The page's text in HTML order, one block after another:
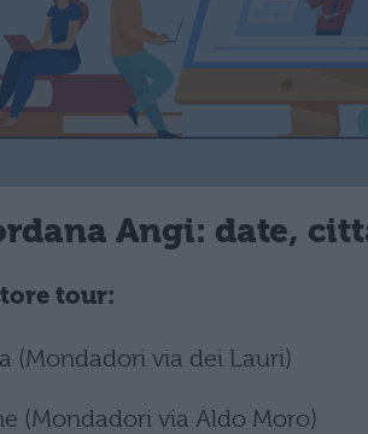
Angi: date,
tour:
(Mondadori via dei Lauri)
(Mondadori via Aldo Moro)